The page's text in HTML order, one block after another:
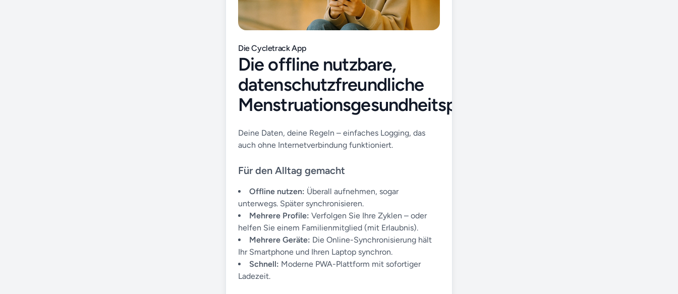
Die Cycletrack App
Die offline nutzbare,
datenschutzfreundliche
Menstruationsgesundheitsplattform
Deine Daten, deine Regeln – einfaches Logging, das
auch ohne Internetverbindung funktioniert.
Für den Alltag gemacht
Offline nutzen: Überall aufnehmen, sogar
unterwegs. Später synchronisieren.
Mehrere Profile: Verfolgen Sie Ihre Zyklen – oder
helfen Sie einem Familienmitglied (mit Erlaubnis).
Mehrere Geräte: Die Online-Synchronisierung hält
Ihr Smartphone und Ihren Laptop synchron.
Schnell: Moderne PWA-Plattform mit sofortiger
Ladezeit.